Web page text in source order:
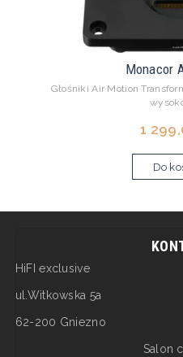
Monacor
Głośniki Air Motion
1
Do
HiFI exclusive
ul.Witkowska 5a
62-200 Gniezno
Salon